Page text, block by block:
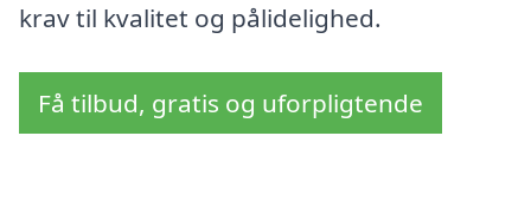
krav til kvalitet og pålidelighed.
Få tilbud, gratis og uforpligtende